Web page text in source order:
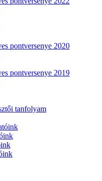
pontversenye 2020
pontversenye 2019
tanfolyam